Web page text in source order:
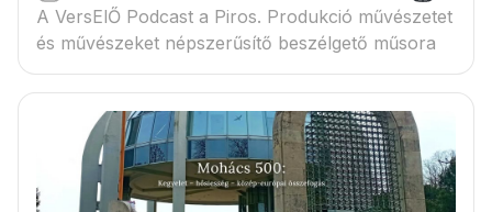
A VersElŐ Podcast a Piros. Produkció művészetet
és művészeket népszerűsítő beszélgető műsora